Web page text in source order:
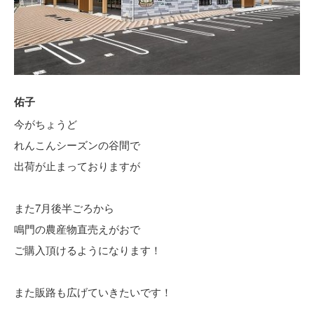
佑子
今がちょうど
れんこんシーズンの谷間で
出荷が止まっておりますが
また7月後半ごろから
鳴門の農産物直売えがおで
ご購入頂けるようになります！
また販路も広げていきたいです！